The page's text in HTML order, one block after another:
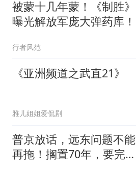
被蒙十几年蒙！《制胜》
曝光解放军庞大弹药库！
行者风范
《亚洲频道之武直21》
雅儿姐姐爱侃剧
普京放话，远东问题不能
再拖！搁置70年，要完成